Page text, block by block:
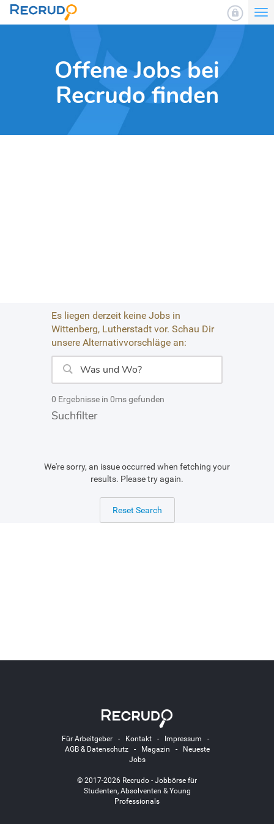
Offene Jobs bei
Recrudo finden
Es liegen derzeit keine Jobs in
Wittenberg, Lutherstadt vor. Schau Dir
unsere Alternativvorschläge an:
0 Ergebnisse in 0ms gefunden
Suchfilter
We're sorry, an issue occurred when fetching your
results. Please try again.
Reset Search
Für Arbeitgeber- Kontakt- Impressum -
AGB & Datenschutz- Magazin -
Neueste
Jobs
© 2017-2026 Recrudo - Jobbörse für
Studenten, Absolventen & Young
Professionals